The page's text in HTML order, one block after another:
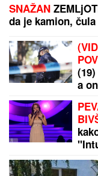
SNAŽAN
da je kamion,
a